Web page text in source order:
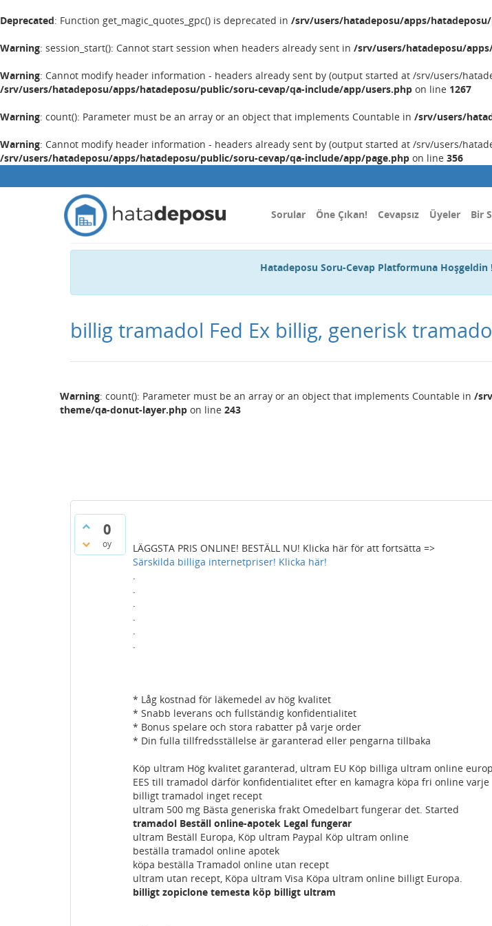
Deprecated: Function get_magic_quotes_gpc() is deprecated in /srv/users/hatadeposu/apps/
Warning: session_start(): Cannot start session when headers already sent in /srv/users/hatadeposu/
Warning: Cannot modify header information - headers already sent by (output started at /srv/users/
/srv/users/hatadeposu/apps/hatadeposu/public/soru-cevap/qa-include/app/users.php on line 1267
Warning: count(): Parameter must be an array or an object that implements Countable in /srv/users/
Warning: Cannot modify header information - headers already sent by (output started at /srv/users/
/srv/users/hatadeposu/apps/hatadeposu/public/soru-cevap/qa-include/app/page.php on line 356
Sorular Öne Çıkan! Cevapsız Üyeler Bir
Hatadeposu Soru-Cevap Platformuna
billig tramadol Fed Ex billig, generisk
Warning: count(): Parameter must be an array or an object that implements Countable in /
theme/qa-donut-layer.php on line 243
0
oy
LÄGGSTA PRIS ONLINE! BESTÄLL NU! Klicka här för att fortsätta =>
Särskilda billiga internetpriser! Klicka här!
.
.
.
.
.
.
* Låg kostnad för läkemedel av hög kvalitet
* Snabb leverans och fullständig konfidentialitet
* Bonus spelare och stora rabatter på varje order
* Din fulla tillfredsställelse är garanterad eller pengarna tillbaka
Köp ultram Hög kvalitet garanterad, ultram EU Köp billiga ultram online
EES till tramadol därför konfidentialitet efter en kamagra köpa fri online varje
billigt tramadol inget recept
ultram 500 mg Bästa generiska frakt Omedelbart fungerar det. Started
tramadol Beställ online-apotek Legal fungerar
ultram Beställ Europa, Köp ultram Paypal Köp ultram online
beställa tramadol online apotek
köpa beställa Tramadol online utan recept
ultram utan recept, Köpa ultram Visa Köpa ultram online billigt Europa.
billigt zopiclone temesta köp billigt ultram